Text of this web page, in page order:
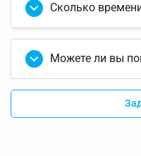
Сколько
Можете ли вы